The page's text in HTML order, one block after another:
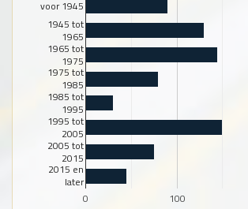
0 100
voor 1945
1945 tot
1965
1965 tot
1975
1975 tot
1985
1985 tot
1995
1995 tot
2005
2005 tot
2015
2015 en
later